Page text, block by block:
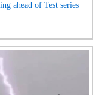
ahead of Test series